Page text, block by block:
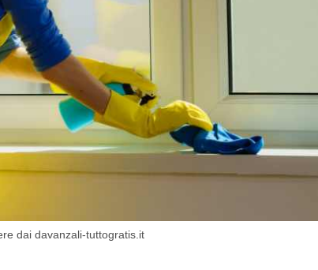
dai davanzali-tuttogratis.it